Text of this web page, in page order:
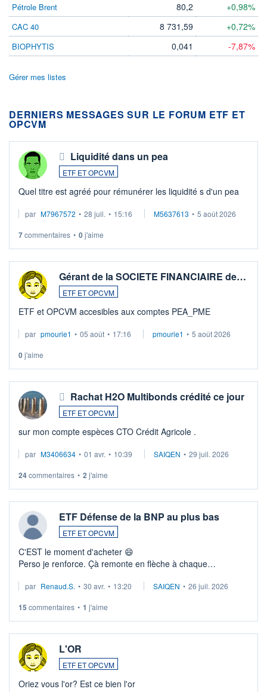
Pétrole Brent 80,2 +0,98%
CAC 40 8 731,59 +0,72%
BIOPHYTIS 0,041 -7,87%
Gérer mes listes
DERNIERS MESSAGES SUR LE FORUM ETF ET
OPCVM
Liquidité dans un pea
ETF ET OPCVM
Quel titre est agréé pour rémunérer les liquidité s d'un pea
par M7967572 • 28 juil. • 15:16 M5637613 • 5 août 2026
7commentaires • 0j'aime
Gérant de la SOCIETE FINANCIAIRE de…
ETF ET OPCVM
ETF et OPCVM accesibles aux comptes PEA_PME
par pmourie1 • 05 août • 17:16 pmourie1 • 5 août 2026
0j'aime
Rachat H2O Multibonds crédité ce jour
ETF ET OPCVM
sur mon compte espèces CTO Crédit Agricole .
par M3406634 • 01 avr. • 10:39 SAIQEN • 29 juil. 2026
24commentaires • 2 j'aime
ETF Défense de la BNP au plus bas
ETF ET OPCVM
C'EST le moment d'acheter 😄​
Perso je renforce. Çà remonte en flèche à chaque
Investissement long terme tip top pour sa retraite.
par Renaud.S. • 30 avr. • 13:20 SAIQEN • 26 juil. 2026
15 commentaires • 1 j'aime
L'OR
ETF ET OPCVM
Oriez vous l'or? Est ce bien l'or